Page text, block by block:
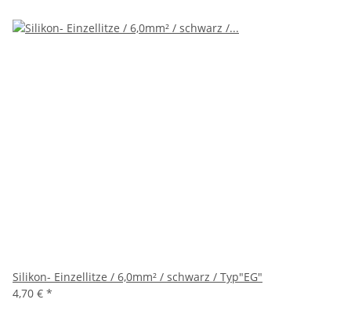
Silikon- Einzellitze / 6,0mm² / schwarz / Typ"EG"
4,70 € *